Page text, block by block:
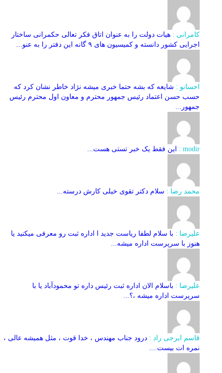
کامرانی : هیات دولت را به عنوان اتاق فکر تعالی حکمرانی ساختار
اجرایی کشور دانسته و کمیسیون های ۹ گانه این دفتر را به عنو...
احسانو : شایعه که بشه حتما خبری میشه نژاد خاطر نشان کرد که
حسب حسن اعتماد رئیس جمهور محترم و معاون اول محترم رئیس
جمهور...
modir : این فقط یک خبر تستی هست...
محمد رضا : سلام دکتر تقوی خیلی کارش درسته...
علیرضا : با سلام لطفا ریاست جدید ا اداره ثبت‌ رو معرفی میکنید یا
هنوز با سرپرست اداره‌ میشه...
علیرضا : باسلام الان اداره ثبت رئیس داره تو محمودآباد یا با
سرپرست اداره میشه ،؟...
قاسم ایرجی راد : درود جناب مهندس ، خدا قوت ، مثل همیشه عالی ،
نمره ات بیست....